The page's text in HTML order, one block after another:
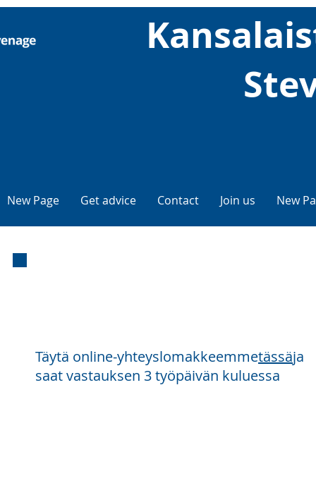
New Page Get advice Contact Join us New
Täytä online-yhteyslomakkeemmetässäja
saat vastauksen 3 työpäivän kuluessa